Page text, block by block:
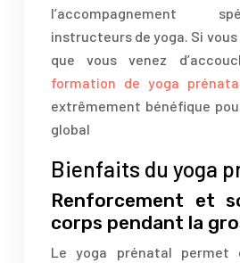
l’accompagnement
instructeurs de yoga. Si
que vous venez
formation de yoga
extrêmement bénéfique
global
Bienfaits du yoga
Renforcement et
corps pendant la
Le yoga prénatal permet